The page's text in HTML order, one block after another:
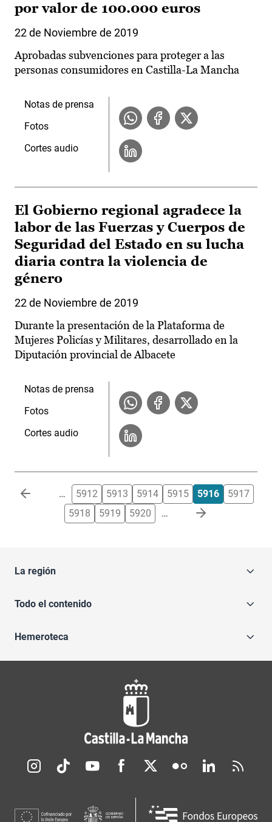
por valor de 100.000 euros
22 de Noviembre de 2019
Aprobadas subvenciones para proteger a las
personas consumidores en Castilla-La Mancha
Notas de prensa
Fotos
Cortes audio
El Gobierno regional agradece la
labor de las Fuerzas y Cuerpos de
Seguridad del Estado en su lucha
diaria contra la violencia de
género
22 de Noviembre de 2019
Durante la presentación de la Plataforma de
Mujeres Policías y Militares, desarrollado en la
Diputación provincial de Albacete
Notas de prensa
Fotos
Cortes audio
Paginación … 5912 5913 5914 5915 5916
5917
5918
5919 5920 …
La región
Todo el contenido
Hemeroteca
Redes sociales JCCM